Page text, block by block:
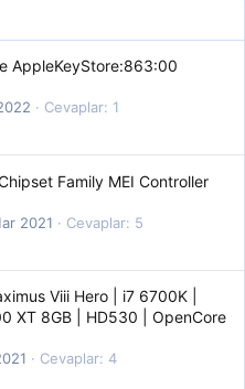
AppleKeyStore:863:00
Cevaplar: 1
Family MEI Controller
2021
Cevaplar: 5
Viii Hero | i7 6700K |
XT 8GB | HD530 | OpenCore
Cevaplar: 4